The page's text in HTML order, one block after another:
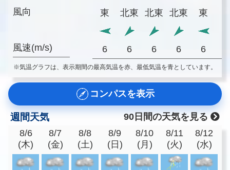
風向
風速(m/s)
東
北東 北東 北東 東
6 6 6 6 6
※気温グラフは、表示期間の最高気温を赤、最低気温を青としています。
コンパスを表示
週間天気
90日間の天気を見る
8/6
(木)
8/7
(金)
8/8
(土)
8/9
(日)
8/10
(月)
8/11
(火)
8/12
(水)